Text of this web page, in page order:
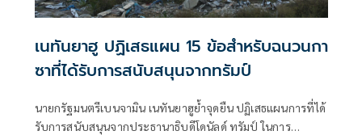
เนทันยาฮู ปฏิเสธแผน 15 ข้อสำหรับฉนวนกา
ซาที่ได้รับการสนับสนุนจากทรัมป์
นายกรัฐมนตรีเบนจามิน เนทันยาฮูย้ำจุดยืน ปฏิเสธแผนการที่ได้
รับการสนับสนุนจากประธานาธิบดีโดนัลด์ ทรัมป์ ในการ